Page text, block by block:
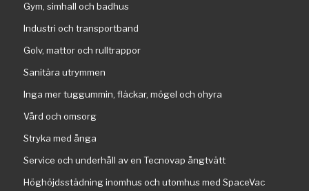
Gym, simhall och badhus
Industri och transportband
Golv, mattor och rulltrappor
Sanitära utrymmen
Inga mer tuggummin, fläckar, mögel och ohyra
Vård och omsorg
Stryka med ånga
Service och underhåll av en Tecnovap ångtvätt
Höghöjdsstädning inomhus och utomhus med SpaceVac